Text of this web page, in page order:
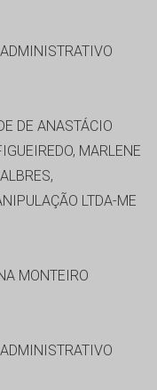
DE ANASTÁCIO
MARLENE
LTDA-ME
MONTEIRO